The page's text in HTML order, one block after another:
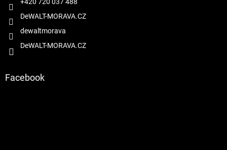
DeWALT-MORAVA.CZ
dewaltmorava
DeWALT-MORAVA.CZ
Facebook